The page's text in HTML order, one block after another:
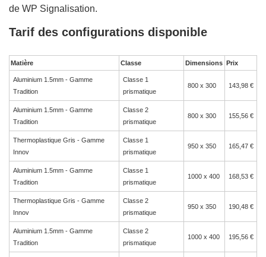
de WP Signalisation.
Tarif des configurations disponible
Matière Classe Dimensions Prix
Aluminium 1.5mm - Gamme
Tradition
Classe 1
prismatique
800 x 300 143,98 €
Aluminium 1.5mm - Gamme
Tradition
Classe 2
prismatique
800 x 300 155,56 €
Thermoplastique Gris - Gamme
Innov
Classe 1
prismatique
950 x 350 165,47 €
Aluminium 1.5mm - Gamme
Tradition
Classe 1
prismatique
1000 x 400 168,53 €
Thermoplastique Gris - Gamme
Innov
Classe 2
prismatique
950 x 350 190,48 €
Aluminium 1.5mm - Gamme
Tradition
Classe 2
prismatique
1000 x 400 195,56 €